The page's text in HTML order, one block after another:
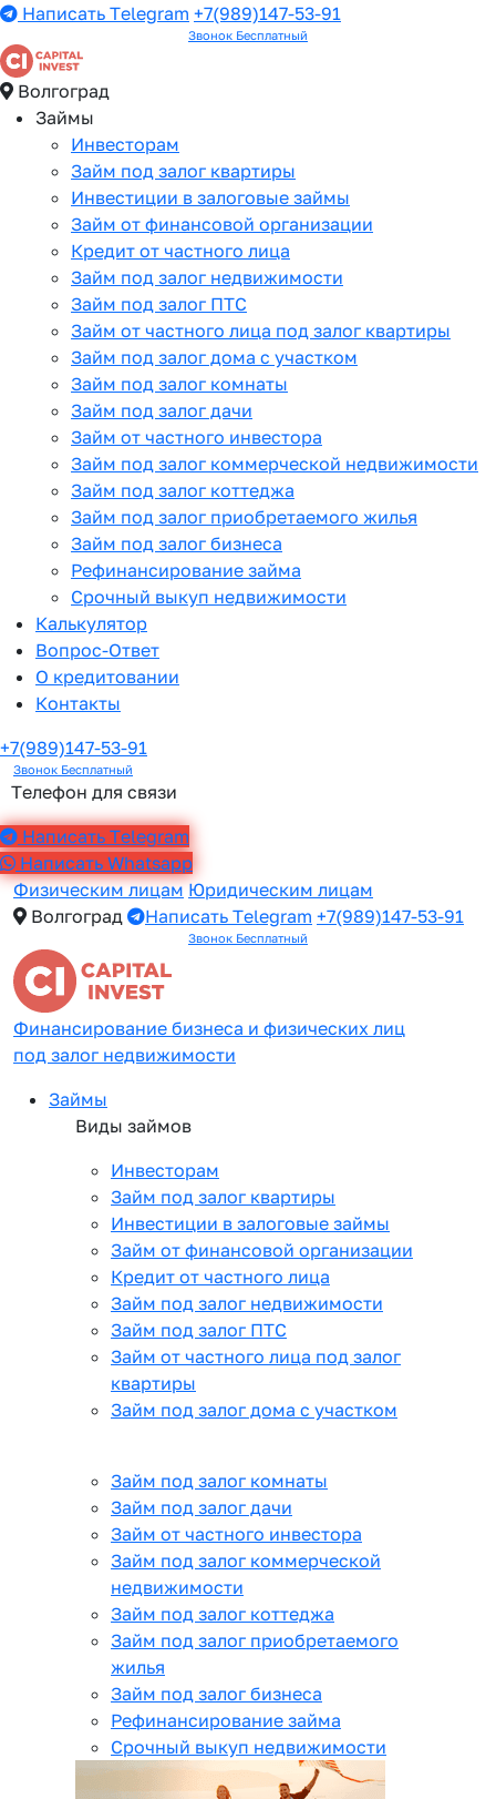
Написать Telegram +7(989)147-53-91
Звонок Бесплатный
Волгоград
Займы
Инвесторам
Займ под залог квартиры
Инвестиции в залоговые займы
Займ от финансовой организации
Кредит от частного лица
Займ под залог недвижимости
Займ под залог ПТС
Займ от частного лица под залог квартиры
Займ под залог дома с участком
Займ под залог комнаты
Займ под залог дачи
Займ от частного инвестора
Займ под залог коммерческой недвижимости
Займ под залог коттеджа
Займ под залог приобретаемого жилья
Займ под залог бизнеса
Рефинансирование займа
Срочный выкуп недвижимости
Калькулятор
Вопрос-Ответ
О кредитовании
Контакты
+7(989)147-53-91
Звонок Бесплатный
Телефон для связи
Написать Telegram
Написать Whatsapp
Физическим лицам Юридическим лицам
Волгоград
Написать Telegram +7(989)147-53-91
Звонок Бесплатный
Финансирование бизнеса и физических лиц
под залог недвижимости
Займы
Виды займов
Инвесторам
Займ под залог квартиры
Инвестиции в залоговые займы
Займ от финансовой организации
Кредит от частного лица
Займ под залог недвижимости
Займ под залог ПТС
Займ от частного лица под залог
квартиры
Займ под залог дома с участком
Займ под залог комнаты
Займ под залог дачи
Займ от частного инвестора
Займ под залог коммерческой
недвижимости
Займ под залог коттеджа
Займ под залог приобретаемого
жилья
Займ под залог бизнеса
Рефинансирование займа
Срочный выкуп недвижимости